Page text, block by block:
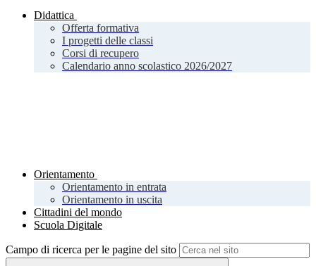
Didattica
Offerta formativa
I progetti delle classi
Corsi di recupero
Calendario anno scolastico 2026/2027
Orientamento
Orientamento in entrata
Orientamento in uscita
Cittadini del mondo
Scuola Digitale
Campo di ricerca per le pagine del sito